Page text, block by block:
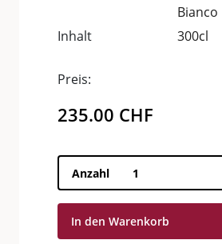
Bianco
Inhalt
300cl
Preis:
235.00 CHF
Anzahl
Trié
Grappa
Riserva
40°
In den Warenkorb